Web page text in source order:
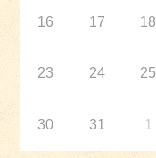
16 17 18
23 24 25
30 31 1